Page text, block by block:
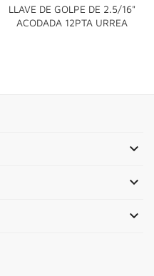
LLAVE DE GOLPE DE 2.5/16"
ACODADA 12PTA URREA


